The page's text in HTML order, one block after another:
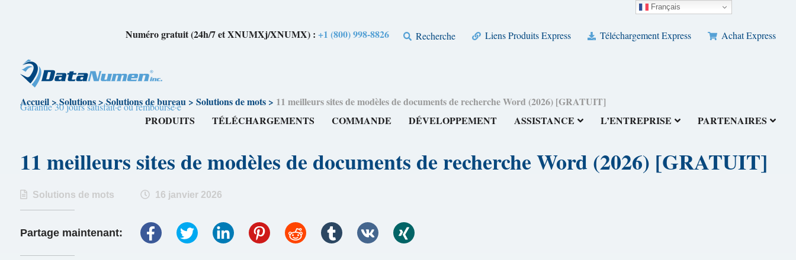
Numéro gratuit (24h/7 et XNUMXj/XNUMX) :+1 (800) 998-8826 Recherche Liens Produits Express Téléchargement Express Achat Express
Garantie 30 jours satisfait·e ou remboursé·e
PRODUITS TÉLÉCHARGEMENTS COMMANDE DÉVELOPPEMENT ASSISTANCE L’ENTREPRISE PARTENAIRES
Accueil>Solutions>Solutions de bureau> Solutions de mots> 11 meilleurs sites de modèles de documents de recherche Word (2026) [GRATUIT]
11 meilleurs sites de modèles de documents de recherche Word (2026) [GRATUIT]
Solutions de mots 16 janvier 2026
Partage maintenant:
Français